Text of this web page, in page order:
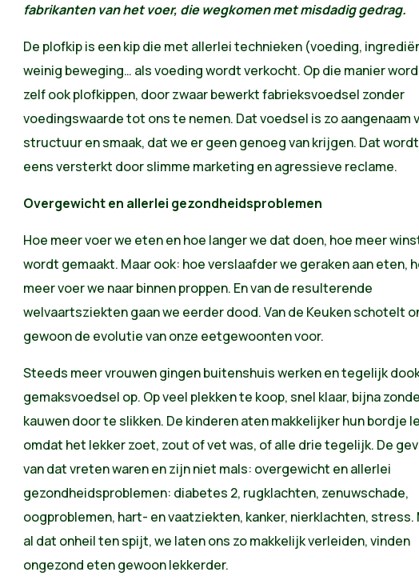
fabrikanten van het voer, die wegkomen met misdadig gedrag.
De plofkip is een kip die met allerlei technieken (voeding,
weinig beweging… als voeding wordt verkocht. Op die manier
zelf ook plofkippen, door zwaar bewerkt fabrieksvoedsel zonder
voedingswaarde tot ons te nemen. Dat voedsel is zo aangenaam
structuur en smaak, dat we er geen genoeg van krijgen. Dat
eens versterkt door slimme marketing en agressieve reclame.
Overgewicht en allerlei gezondheidsproblemen
Hoe meer voer we eten en hoe langer we dat doen, hoe meer
wordt gemaakt. Maar ook: hoe verslaafder we geraken aan eten,
meer voer we naar binnen proppen. En van de resulterende
welvaartsziekten gaan we eerder dood. Van de Keuken schotelt
gewoon de evolutie van onze eetgewoonten voor.
Steeds meer vrouwen gingen buitenshuis werken en tegelijk
gemaksvoedsel op. Op veel plekken te koop, snel klaar, bijna
kauwen door te slikken. De kinderen aten makkelijker hun bordje
omdat het lekker zoet, zout of vet was, of alle drie tegelijk. De
van dat vreten waren en zijn niet mals: overgewicht en allerlei
gezondheidsproblemen: diabetes 2, rugklachten, zenuwschade,
oogproblemen, hart- en vaatziekten, kanker, nierklachten, stress.
al dat onheil ten spijt, we laten ons zo makkelijk verleiden, vinden
ongezond eten gewoon lekkerder.